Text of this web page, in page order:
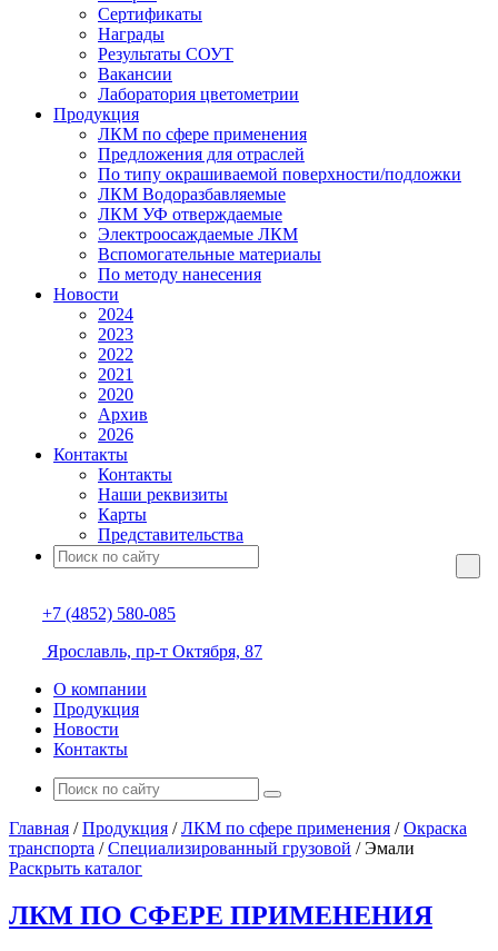
Сертификаты
Награды
Результаты СОУТ
Вакансии
Лаборатория цветометрии
Продукция
ЛКМ по сфере применения
Предложения для отраслей
По типу окрашиваемой поверхности/подложки
ЛКМ Водоразбавляемые
ЛКМ УФ отверждаемые
Электроосаждаемые ЛКМ
Вспомогательные материалы
По методу нанесения
Новости
2024
2023
2022
2021
2020
Архив
2026
Контакты
Контакты
Наши реквизиты
Карты
Представительства
+7 (4852) 580-085
Ярославль, пр-т Октября, 87
О компании
Продукция
Новости
Контакты
Главная /Продукция /ЛКМ по сфере применения /Окраска
транспорта /Специализированный грузовой /Эмали
Раскрыть каталог
ЛКМ ПО СФЕРЕ ПРИМЕНЕНИЯ